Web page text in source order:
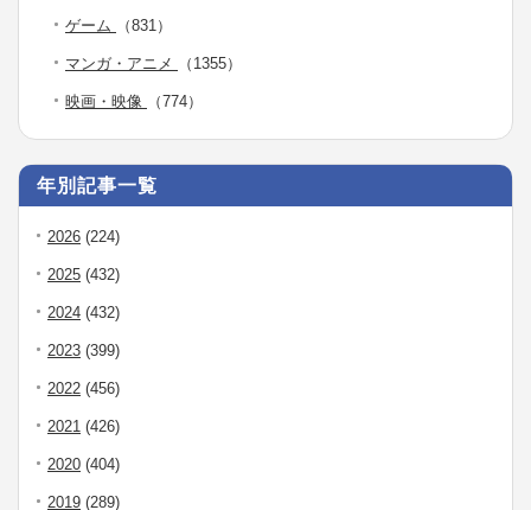
ゲーム （831）
マンガ・アニメ （1355）
映画・映像 （774）
年別記事一覧
2026 (224)
2025 (432)
2024 (432)
2023 (399)
2022 (456)
2021 (426)
2020 (404)
2019 (289)